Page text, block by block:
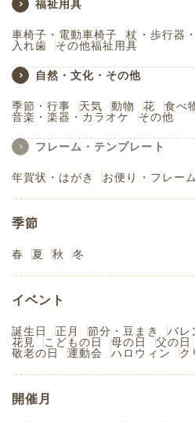
福祉用具
車椅子・電動車椅子 杖・歩行器
入れ歯
その他福祉用具
自然・文化・その他
季節・行事 天気 動物 花
食べ
音楽・楽器・カラオケ
その他
フレーム・テンプレート
年賀状・はがき お便り・フレーム
季節
春 夏 秋 冬
イベント
誕生日 正月 節分・豆まき バレ
花見
こどもの日 母の日 父の日
敬老の日
運動会 ハロウィン ク
開催月